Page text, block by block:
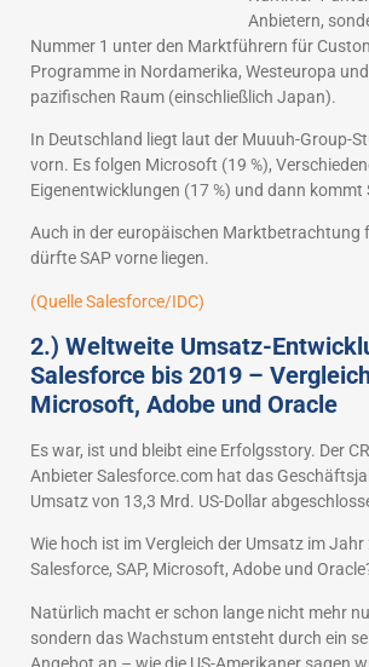
Anbietern,
Nummer 1 unter den Marktführern für
Programme in Nordamerika, Westeuropa
pazifischen Raum (einschließlich Japan).
In Deutschland liegt laut der Muuuh-Group-
vorn. Es folgen Microsoft (19 %),
Eigenentwicklungen (17 %) und dann kommt
Auch in der europäischen Marktbetrachtung
dürfte SAP vorne liegen.
(Quelle Salesforce/IDC)
2.) Weltweite Umsatz-
Salesforce bis 2019 –
Microsoft, Adobe und Oracle
Es war, ist und bleibt eine Erfolgsstory. Der
Anbieter Salesforce.com hat das
Umsatz von 13,3 Mrd. US-Dollar
Wie hoch ist im Vergleich der Umsatz im Jahr
Salesforce, SAP, Microsoft, Adobe und
Natürlich macht er schon lange nicht mehr
sondern das Wachstum entsteht durch ein